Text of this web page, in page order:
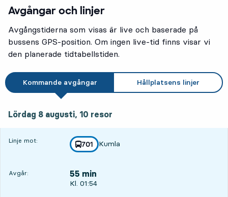
Avgångar och linjer
Avgångstiderna som visas är live och baserade på
bussens GPS-position. Om ingen live-tid finns visar vi
den planerade tidtabellstiden.
Kommande avgångar Hållplatsens linjer
Lördag 8 augusti, 10 resor
Linje mot: linje
701
mot
Kumla
,
Avgår: 55 min
Avgår, Kl. 01:54, om 55 min
Kl. 01:54